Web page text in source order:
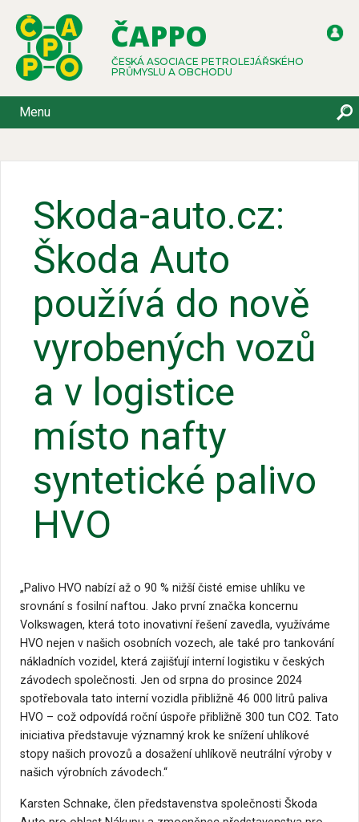
ČAPPO
ČESKÁ ASOCIACE PETROLEJÁŘSKÉHO
PRŮMYSLU A OBCHODU
Menu
Skoda-auto.cz:
Škoda Auto
používá do nově
vyrobených vozů
a v logistice
místo nafty
syntetické palivo
HVO
„Palivo HVO nabízí až o 90 % nižší čisté emise uhlíku ve
srovnání s fosilní naftou. Jako první značka koncernu
Volkswagen, která toto inovativní řešení zavedla, využíváme
HVO nejen v našich osobních vozech, ale také pro tankování
nákladních vozidel, která zajišťují interní logistiku v českých
závodech společnosti. Jen od srpna do prosince 2024
spotřebovala tato interní vozidla přibližně 46 000 litrů paliva
HVO – což odpovídá roční úspoře přibližně 300 tun CO2. Tato
iniciativa představuje významný krok ke snížení uhlíkové
stopy našich provozů a dosažení uhlíkově neutrální výroby v
našich výrobních závodech.“
Karsten Schnake, člen představenstva společnosti Škoda